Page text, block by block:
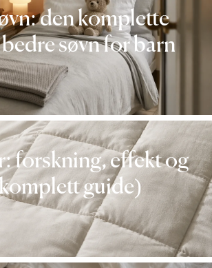
den komplette
søvn for barn
forskning, effekt og
guide)